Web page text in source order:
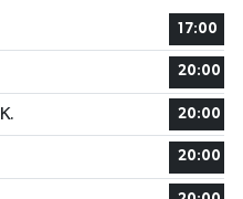
17:00
20:00
20:00
20:00